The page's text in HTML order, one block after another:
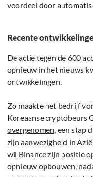
voordeel door
Recente
De actie tegen de 600
opnieuw in het nieuws
ontwikkelingen.
Zo maakte het bedrijf
Koreaanse cryptobeurs
overgenomen, een stap
zijn aanwezigheid in
wil Binance zijn positie
opnieuw opbouwen,